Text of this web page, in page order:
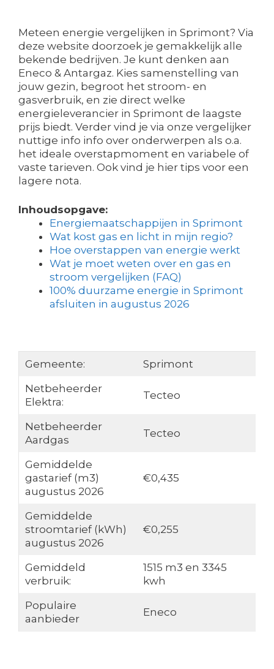
Meteen energie vergelijken in Sprimont? Via
deze website doorzoek je gemakkelijk alle
bekende bedrijven. Je kunt denken aan
Eneco & Antargaz. Kies samenstelling van
jouw gezin, begroot het stroom- en
gasverbruik, en zie direct welke
energieleverancier in Sprimont de laagste
prijs biedt. Verder vind je via onze vergelijker
nuttige info info over onderwerpen als o.a.
het ideale overstapmoment en variabele of
vaste tarieven. Ook vind je hier tips voor een
lagere nota.
Inhoudsopgave:
Energiemaatschappijen in Sprimont
Wat kost gas en licht in mijn regio?
Hoe overstappen van energie werkt
Wat je moet weten over en gas en
stroom vergelijken (FAQ)
100% duurzame energie in Sprimont
afsluiten in augustus 2026
Gemeente:
Sprimont
Netbeheerder
Elektra:
Tecteo
Netbeheerder
Aardgas
Tecteo
Gemiddelde
gastarief (m3)
augustus 2026
€0,435
Gemiddelde
stroomtarief (kWh)
augustus 2026
€0,255
Gemiddeld
verbruik:
1515 m3 en 3345
kwh
Populaire
aanbieder
Eneco